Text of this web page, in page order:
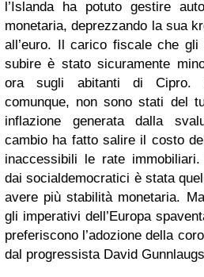
l’Islanda ha potuto gestire
monetaria, deprezzando la sua
all’euro. Il carico fiscale che gli
subire è stato sicuramente
ora sugli abitanti di Cipro.
comunque, non sono stati del
inflazione generata dalla
cambio ha fatto salire il costo
inaccessibili le rate
dai socialdemocratici è stata
avere più stabilità monetaria.
gli imperativi dell’Europa
preferiscono l’adozione della
dal progressista David